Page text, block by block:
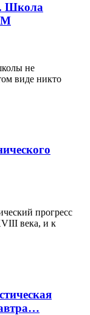
Школа
не
виде никто
прогресс
века, и к